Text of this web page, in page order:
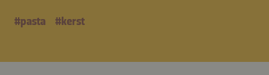
#pasta #kerst